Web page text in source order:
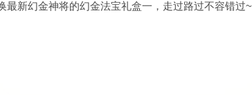
新幻金神将的幻金法宝礼盒一，走过路过不容错过~